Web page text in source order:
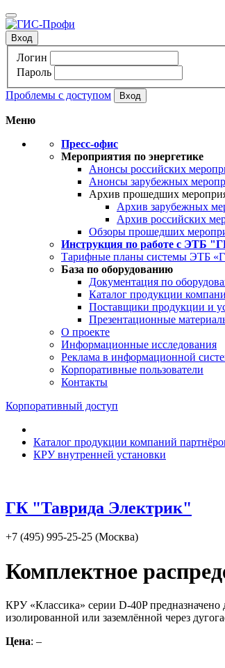
Вход
Логин
Пароль
Проблемы с доступом
Меню
Пресс-офис
Мероприятия по энергетике
Анонсы российских
Анонсы зарубежных
Архив прошедших
Архив зарубежных
Архив российских
Обзоры прошедших
Инструкция по работе с ЭТБ
Тарифные планы системы ЭТБ
База по оборудованию
Документация по
Каталог продукции
Поставщики продукции и
Презентационные
О проекте
Информационные исследования
Реклама в информационной
Корпоративные пользователи
Контакты
Корпоративный доступ
Каталог продукции компаний
КРУ внутренней установки
ГК "Таврида Электрик"
+7 (495) 995-25-25 (Москва)
Комплектное
КРУ «Классика» серии D-40P предназначено
изолированной или заземлённой через
Цена: –